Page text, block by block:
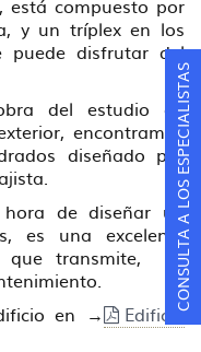
y un tríplex en los
puede disfrutar del
del estudio de
encontramos
diseñado por
de diseñar un
es una excelente
que transmite, su
en →
Edificio
CONSULTA A LOS ESPECIALISTAS